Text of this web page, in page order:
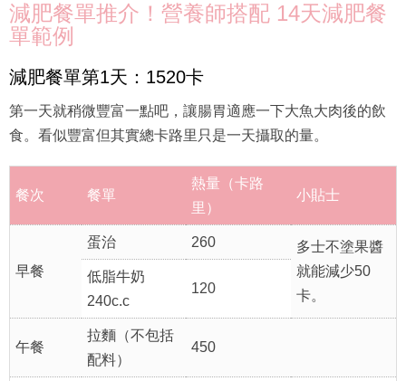
減肥餐單推介！營養師搭配 14天減肥餐
單範例
減肥餐單第1天：1520卡
第一天就稍微豐富一點吧，讓腸胃適應一下大魚大肉後的飲
食。看似豐富但其實總卡路里只是一天攝取的量。
餐次 餐單
熱量（卡路
里）
小貼士
早餐
蛋治 260
多士不塗果醬
就能減少50
卡。
低脂牛奶
240c.c
120
午餐
拉麵（不包括
配料）
450